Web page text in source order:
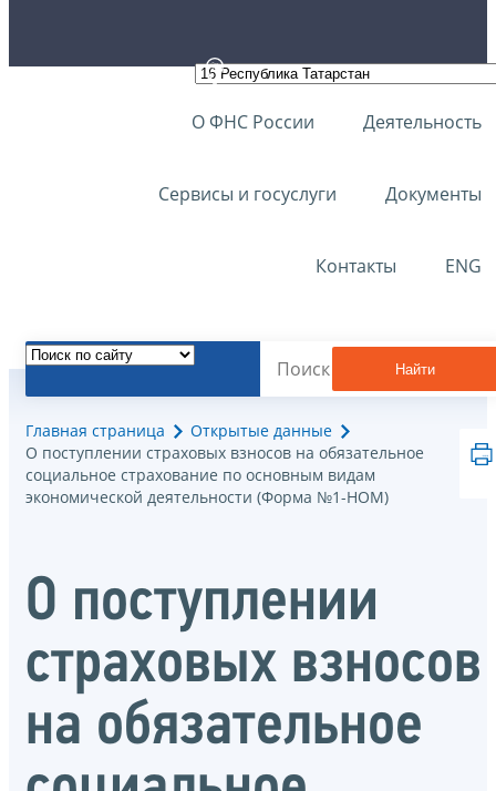
О ФНС России Деятельность
Сервисы и госуслуги Документы
Контакты ENG
Найти
Главная страница
Открытые данные
О поступлении страховых взносов на обязательное
социальное страхование по основным видам
экономической деятельности (Форма №1-НОМ)
О поступлении
страховых взносов
на обязательное